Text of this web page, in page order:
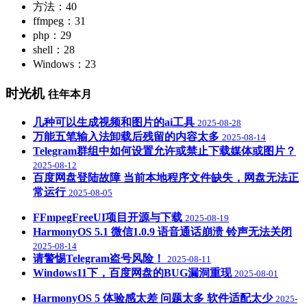
方法：40
ffmpeg：31
php：29
shell：28
Windows：23
时光机 往年本月
几种可以生成视频和图片的ai工具 2025-08-28
万能五笔输入法卸载后残留的内容太多 2025-08-14
Telegram群组中如何设置允许或禁止下载媒体或图片？
2025-08-12
百度网盘登陆故障 当前本地程序文件缺失，网盘无法正
常运行 2025-08-05
FFmpegFreeUI项目开源与下载 2025-08-19
HarmonyOS 5.1 微信1.0.9 语音通话崩溃 铃声无法关闭
2025-08-14
请警惕Telegram盗号风险！ 2025-08-11
Windows11下，百度网盘的BUG漏洞重现 2025-08-01
HarmonyOS 5 体验感太差 问题太多 软件适配太少 2025-